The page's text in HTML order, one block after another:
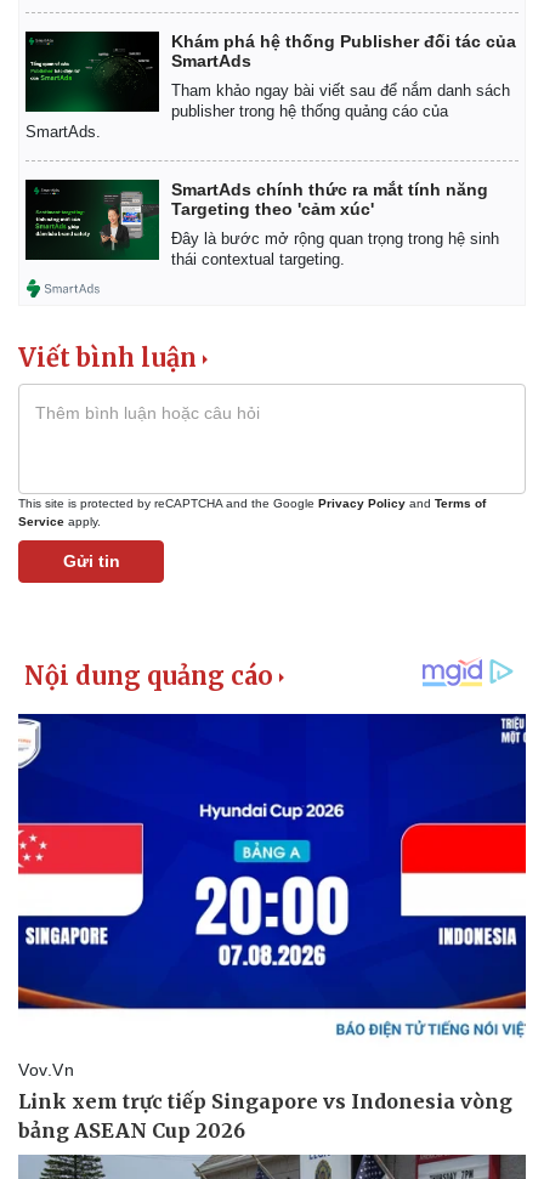
Pháp luật
Vụ án
Tin nóng
Tư vấn luật
Vũ khí
Khám phá hệ thống Publisher đối tác của
SmartAds
Tham khảo ngay bài viết sau để nắm danh sách
publisher trong hệ thống quảng cáo của
SmartAds.
SmartAds chính thức ra mắt tính năng
Targeting theo 'cảm xúc'
Đây là bước mở rộng quan trọng trong hệ sinh
thái contextual targeting.
Viết bình luận
This site is protected by reCAPTCHA and the Google Privacy Policy and Terms of
Service apply.
Gửi tin